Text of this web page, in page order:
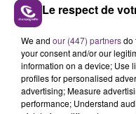
Olivier sera ce soir
Nagui. Le passionné
Delphine, la nouvelle
Le respect de
We and our (447) partnersdo
your consent and/or our
information on a device; Use
profiles for personalised
advertising; Measure
performance; Understand